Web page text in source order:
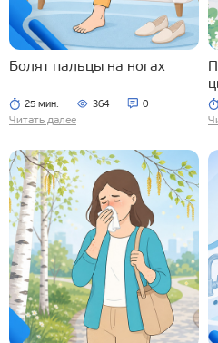
Болят пальцы на ногах
25 мин. 364 0
Читать далее